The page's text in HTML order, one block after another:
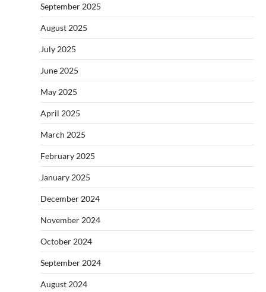
September 2025
August 2025
July 2025
June 2025
May 2025
April 2025
March 2025
February 2025
January 2025
December 2024
November 2024
October 2024
September 2024
August 2024